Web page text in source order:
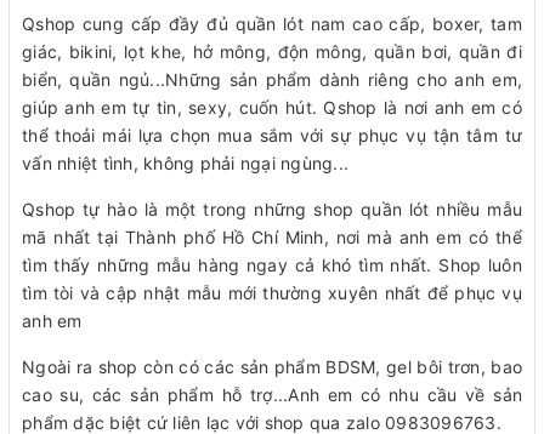
Qshop cung cấp đầy đủ quần lót nam cao cấp, boxer, tam
giác, bikini, lọt khe, hở mông, độn mông, quần bơi, quần đi
biển, quần ngủ...Những sản phẩm dành riêng cho anh em,
giúp anh em tự tin, sexy, cuốn hút. Qshop là nơi anh em có
thể thoải mái lựa chọn mua sắm với sự phục vụ tận tâm tư
vấn nhiệt tình, không phải ngại ngùng...
Qshop tự hào là một trong những shop quần lót nhiều mẫu
mã nhất tại Thành phố Hồ Chí Minh, nơi mà anh em có thể
tìm thấy những mẫu hàng ngay cả khó tìm nhất. Shop luôn
tìm tòi và cập nhật mẫu mới thường xuyên nhất để phục vụ
anh em
Ngoài ra shop còn có các sản phẩm BDSM, gel bôi trơn, bao
cao su, các sản phẩm hỗ trợ...Anh em có nhu cầu về sản
phẩm dặc biệt cứ liên lạc với shop qua zalo 0983096763.